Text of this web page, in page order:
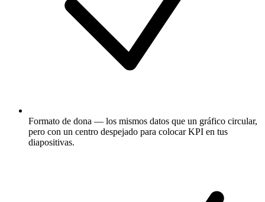
Formato de dona — los mismos datos que un gráfico circular,
pero con un centro despejado para colocar KPI en tus
diapositivas.